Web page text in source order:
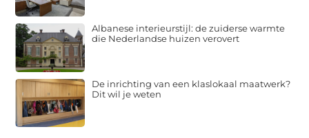
Albanese interieurstijl: de zuiderse warmte
die Nederlandse huizen verovert
De inrichting van een klaslokaal maatwerk?
Dit wil je weten